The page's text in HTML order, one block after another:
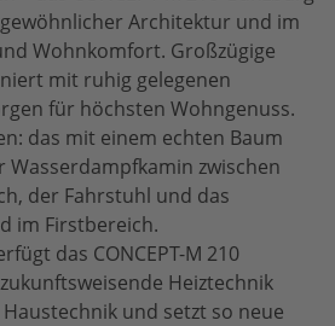
Architektur und im
Wohnkomfort. Großzügige
mit ruhig gelegenen
für höchsten Wohngenuss.
das mit einem echten Baum
zwischen
der Fahrstuhl und das
im Firstbereich.
das CONCEPT-M 210
Heiztechnik
und setzt so neue